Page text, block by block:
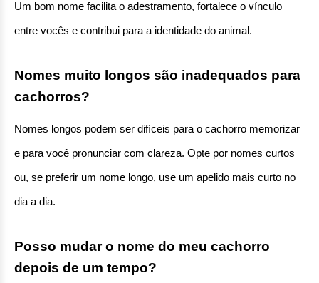
Um bom nome facilita o adestramento, fortalece o vínculo
entre vocês e contribui para a identidade do animal.
Nomes muito longos são inadequados para
cachorros?
Nomes longos podem ser difíceis para o cachorro memorizar
e para você pronunciar com clareza. Opte por nomes curtos
ou, se preferir um nome longo, use um apelido mais curto no
dia a dia.
Posso mudar o nome do meu cachorro
depois de um tempo?